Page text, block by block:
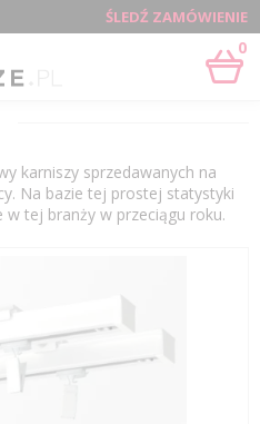
ŚLEDŹ ZAMÓWIENIE
0
karniszy sprzedawanych na
Na bazie tej prostej statystyki
tej branży w przeciągu roku.